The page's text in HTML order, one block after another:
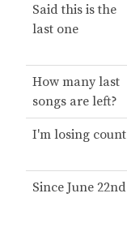
Said this is the
last one
How many last
songs are left?
I'm losing count
Since June 22nd